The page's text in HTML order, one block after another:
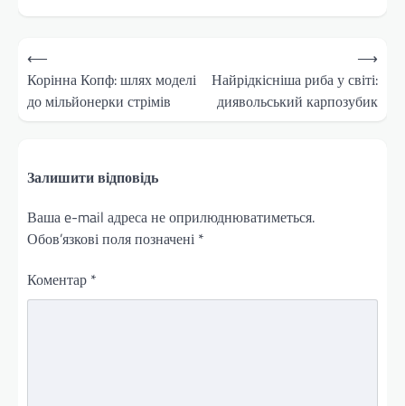
Навігація
записів
⟵
Корінна Копф: шлях моделі
до мільйонерки стрімів
Найрідкісніша риба у світі:
диявольський карпозубик
⟶
Залишити відповідь
Ваша e-mail адреса не оприлюднюватиметься.
Обов’язкові поля позначені *
Коментар *